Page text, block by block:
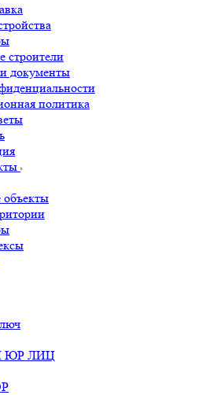
строители
документы
политика
ЮР ЛИЦ